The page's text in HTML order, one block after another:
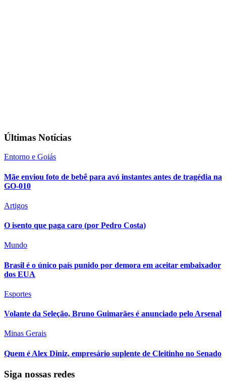
Últimas Notícias
Entorno e Goiás
Mãe enviou foto de bebê para avó instantes antes de tragédia na
GO-010
Artigos
O isento que paga caro (por Pedro Costa)
Mundo
Brasil é o único país punido por demora em aceitar embaixador
dos EUA
Esportes
Volante da Seleção, Bruno Guimarães é anunciado pelo Arsenal
Minas Gerais
Quem é Alex Diniz, empresário suplente de Cleitinho no Senado
Siga nossas redes